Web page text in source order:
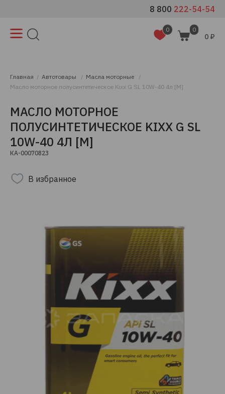
8 800 222-54-54
0 0
0 ₽
Главная Автотовары
Масла моторные
Масло моторное полусинтетическое Kixx G SL 10W-40 4л [М]
МАСЛО МОТОРНОЕ
ПОЛУСИНТЕТИЧЕСКОЕ KIXX G SL
10W-40 4Л [М]
КА-00070823
В избранное